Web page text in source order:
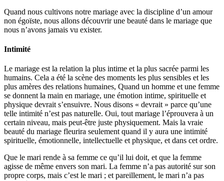
Quand nous cultivons notre mariage avec la discipline d’un amour
non égoïste, nous allons découvrir une beauté dans le mariage que
nous n’avons jamais vu exister.
Intimité
Le mariage est la relation la plus intime et la plus sacrée parmi les
humains. Cela a été la scène des moments les plus sensibles et les
plus amères des relations humaines, Quand un homme et une femme
se donnent la main en mariage, une émotion intime, spirituelle et
physique devrait s’ensuivre. Nous disons « devrait » parce qu’une
telle intimité n’est pas naturelle. Oui, tout mariage l’éprouvera à un
certain niveau, mais peut-être juste physiquement. Mais la vraie
beauté du mariage fleurira seulement quand il y aura une intimité
spirituelle, émotionnelle, intellectuelle et physique, et dans cet ordre.
Que le mari rende à sa femme ce qu’il lui doit, et que la femme
agisse de même envers son mari. La femme n’a pas autorité sur son
propre corps, mais c’est le mari ; et pareillement, le mari n’a pas